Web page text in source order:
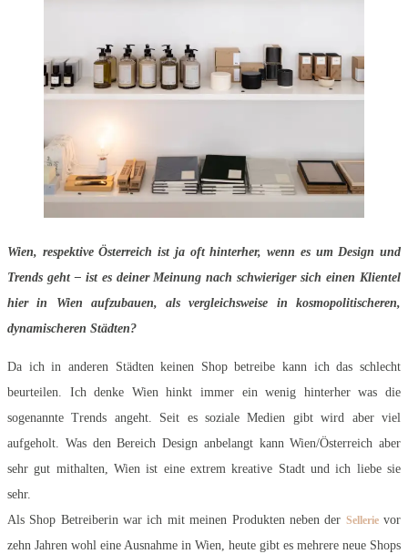
Wien, respektive Österreich ist ja oft hinterher, wenn es um Design und
Trends geht – ist es deiner Meinung nach schwieriger sich einen Klientel
hier in Wien aufzubauen, als vergleichsweise in kosmopolitischeren,
dynamischeren Städten?
Da ich in anderen Städten keinen Shop betreibe kann ich das schlecht
beurteilen. Ich denke Wien hinkt immer ein wenig hinterher was die
sogenannte Trends angeht. Seit es soziale Medien gibt wird aber viel
aufgeholt. Was den Bereich Design anbelangt kann Wien/Österreich aber
sehr gut mithalten, Wien ist eine extrem kreative Stadt und ich liebe sie
sehr.
Als Shop Betreiberin war ich mit meinen Produkten neben der Sellerievor
zehn Jahren wohl eine Ausnahme in Wien, heute gibt es mehrere neue Shops